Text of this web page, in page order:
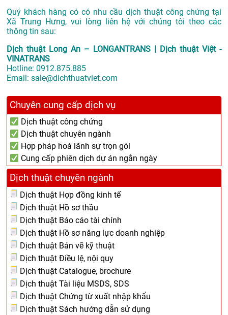
Quý khách hàng có có nhu cầu dịch thuật công chứng tại
Xã Trung Hưng, vui lòng liên hệ với chúng tôi theo các
thông tin sau:
Dịch thuật Long An – LONGANTRANS | Dịch thuật Việt -
VINATRANS
Hotline: 0912.875.885
Email: sale@dichthuatviet.com
Chuyên cung cấp dịch vụ
Dịch thuật công chứng
Dịch thuật chuyên ngành
Hợp pháp hoá lãnh sự trọn gói
Cung cấp phiên dịch dự án ngắn ngày
Dịch thuật chuyên ngành
Dịch thuật Hợp đồng kinh tế
Dịch thuật Hồ sơ thầu
Dịch thuật Báo cáo tài chính
Dịch thuật Hồ sơ năng lực doanh nghiệp
Dịch thuật Bản vẽ kỹ thuật
Dịch thuật Điều lệ, nội quy
Dịch thuật Catalogue, brochure
Dịch thuật Tài liệu MSDS, SDS
Dịch thuật Chứng từ xuất nhập khẩu
Dịch thuật Sách hướng dẫn sử dụng